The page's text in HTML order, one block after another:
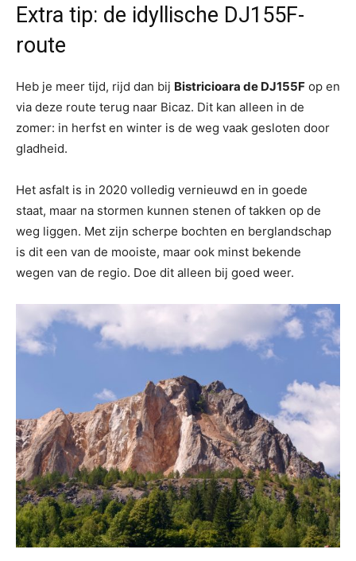
Extra tip: de idyllische DJ155F-
route
Heb je meer tijd, rijd dan bij Bistricioara de DJ155F op en
via deze route terug naar Bicaz. Dit kan alleen in de
zomer: in herfst en winter is de weg vaak gesloten door
gladheid.
Het asfalt is in 2020 volledig vernieuwd en in goede
staat, maar na stormen kunnen stenen of takken op de
weg liggen. Met zijn scherpe bochten en berglandschap
is dit een van de mooiste, maar ook minst bekende
wegen van de regio. Doe dit alleen bij goed weer.